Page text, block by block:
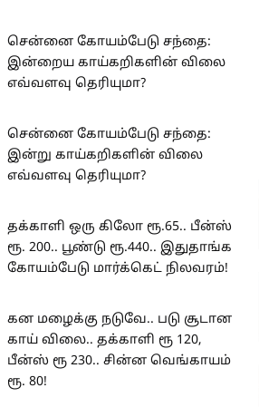
சென்னை கோயம்பேடு சந்தை:
இன்றைய காய்கறிகளின் விலை
எவ்வளவு தெரியுமா?
சென்னை கோயம்பேடு சந்தை:
இன்று காய்கறிகளின் விலை
எவ்வளவு தெரியுமா?
தக்காளி ஒரு கிலோ ரூ.65.. பீன்ஸ்
ரூ. 200.. பூண்டு ரூ.440.. இதுதாங்க
கோயம்பேடு மார்க்கெட் நிலவரம்!
கன மழைக்கு நடுவே.. படு சூடான
காய் விலை.. தக்காளி ரூ 120,
பீன்ஸ் ரூ 230.. சின்ன வெங்காயம்
ரூ. 80!